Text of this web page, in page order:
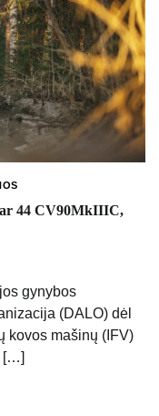
44 CV90MkIIIC,
gynybos
(DALO) dėl
kovos mašinų (IFV)
[…]